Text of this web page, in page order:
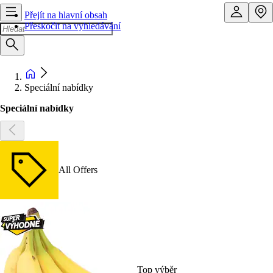
Přejít na hlavní obsah
Přeskočit na vyhledávání
Speciální nabídky
Speciální nabídky
All Offers
Top výběr